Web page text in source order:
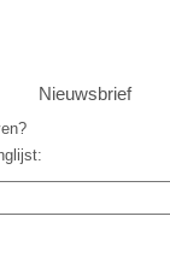
Nieuwsbrief